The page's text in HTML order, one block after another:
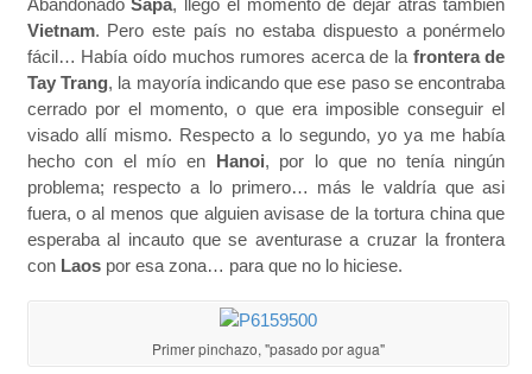
AbandonadoSapa, llegó el momento de dejar atrás también
Vietnam. Pero este país no estaba dispuesto a ponérmelo
fácil… Había oído muchos rumores acerca de la frontera de
Tay Trang, la mayoría indicando que ese paso se encontraba
cerrado por el momento, o que era imposible conseguir el
visado allí mismo. Respecto a lo segundo, yo ya me había
hecho con el mío en Hanoi, por lo que no tenía ningún
problema; respecto a lo primero… más le valdría que asi
fuera, o al menos que alguien avisase de la tortura china que
esperaba al incauto que se aventurase a cruzar la frontera
con Laospor esa zona… para que no lo hiciese.
Primer pinchazo, "pasado por agua"